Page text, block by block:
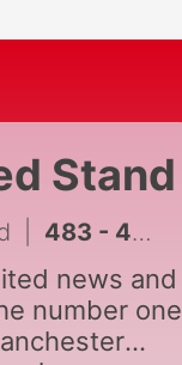
Stand
483 - 485: Carrick WANTS Berge or Adams!? Rashford and Zirkzee UNSELLABLE!
news and
number one